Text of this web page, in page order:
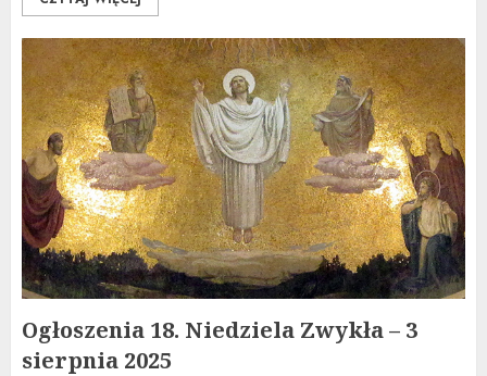
Ogłoszenia 18. Niedziela Zwykła – 3
sierpnia 2025